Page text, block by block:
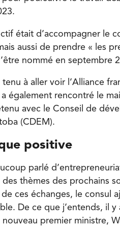
était d’accompagner le
aussi de prendre « les
nommé en septembre
tenu à aller voir l’Alliance
également rencontré le
avec le Conseil de
(CDEM).
positive
parlé
des thèmes des prochains
ces échanges, le consul
De ce que j’entends, il
premier ministre,